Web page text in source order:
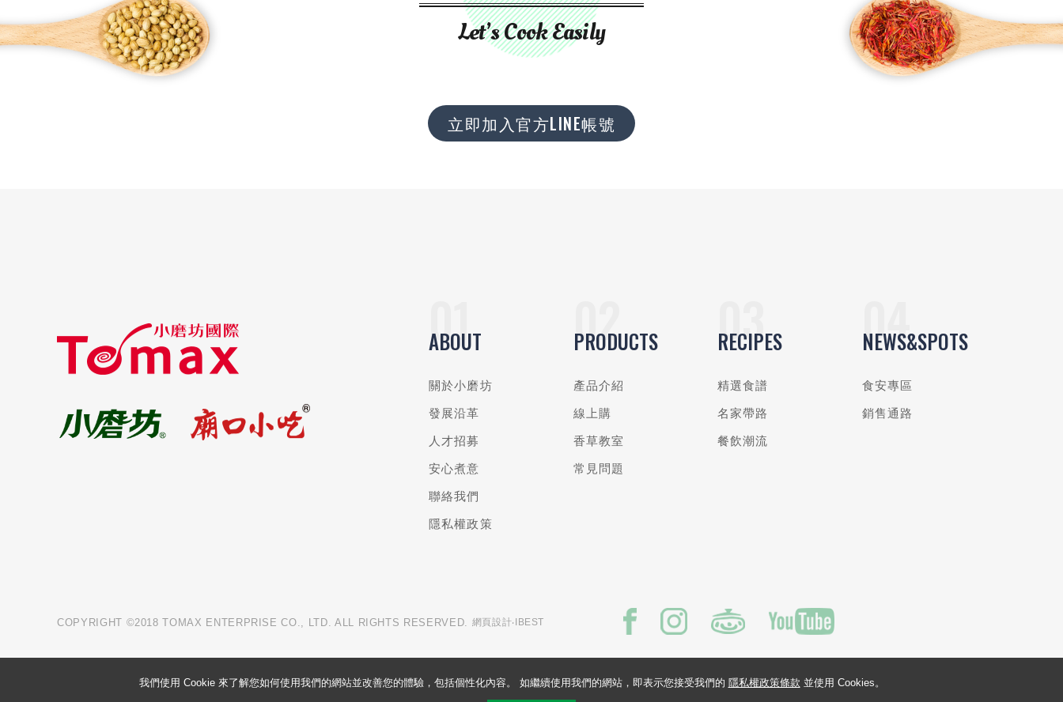
Let’s Cook Easily
立即加入官方LINE帳號
ABOUT
關於小磨坊
發展沿革
人才招募
安心煮意
聯絡我們
隱私權政策
PRODUCTS
產品介紹
線上購
香草教室
常見問題
RECIPES
精選食譜
名家帶路
餐飲潮流
NEWS&SPOTS
食安專區
銷售通路
COPYRIGHT ©2018 TOMAX ENTERPRISE CO., LTD. ALL RIGHTS RESERVED. 網頁設計‧IBEST
我們使用 Cookie 來了解您如何使用我們的網站並改善您的體驗，包括個性化內容。 如繼續使用我們的網站，即表示您接受我們的 隱私權政策條款 並使用 Cookies。